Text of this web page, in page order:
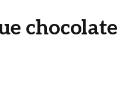
chocolate